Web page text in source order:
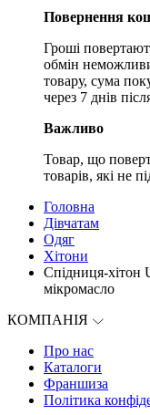
Повернення
Гроші
обмін
товару, сума
через 7 днів
Важливо
Товар, що
товарів, які не
Головна
Дівчатам
Одяг
Хітони
Спідниця-хітон
мікромасло
КОМПАНІЯ
Про нас
Каталоги
Франшиза
Політика